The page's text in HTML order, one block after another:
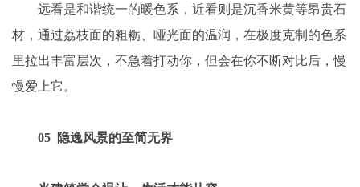
远看是和谐统一的暖色系，近看则是沉香米黄等昂贵石
材，通过荔枝面的粗粝、哑光面的温润，在极度克制的色系
里拉出丰富层次，不急着打动你，但会在你不断对比后，慢
慢爱上它。
05 隐逸风景的至简无界